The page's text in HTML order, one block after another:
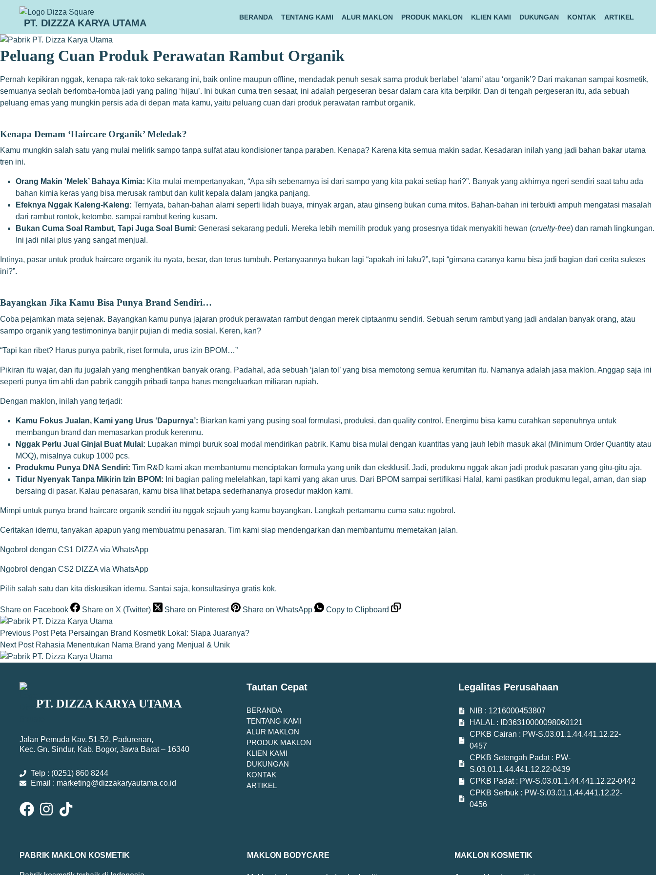
PT. DIZZZA KARYA UTAMA
BERANDA TENTANG KAMI ALUR MAKLON PRODUK MAKLON KLIEN KAMI DUKUNGAN KONTAK ARTIKEL
Peluang Cuan Produk Perawatan Rambut Organik
Pernah kepikiran nggak, kenapa rak-rak toko sekarang ini, baik online maupun offline, mendadak penuh sesak sama produk berlabel ‘alami’ atau ‘organik’? Dari makanan sampai kosmetik,
semuanya seolah berlomba-lomba jadi yang paling ‘hijau’. Ini bukan cuma tren sesaat, ini adalah pergeseran besar dalam cara kita berpikir. Dan di tengah pergeseran itu, ada sebuah
peluang emas yang mungkin persis ada di depan mata kamu, yaitu peluang cuan dari produk perawatan rambut organik.
Kenapa Demam ‘Haircare Organik’ Meledak?
Kamu mungkin salah satu yang mulai melirik sampo tanpa sulfat atau kondisioner tanpa paraben. Kenapa? Karena kita semua makin sadar. Kesadaran inilah yang jadi bahan bakar utama
tren ini.
Orang Makin ‘Melek’ Bahaya Kimia: Kita mulai mempertanyakan, “Apa sih sebenarnya isi dari sampo yang kita pakai setiap hari?”. Banyak yang akhirnya ngeri sendiri saat tahu ada
bahan kimia keras yang bisa merusak rambut dan kulit kepala dalam jangka panjang.
Efeknya Nggak Kaleng-Kaleng: Ternyata, bahan-bahan alami seperti lidah buaya, minyak argan, atau ginseng bukan cuma mitos. Bahan-bahan ini terbukti ampuh mengatasi masalah
dari rambut rontok, ketombe, sampai rambut kering kusam.
Bukan Cuma Soal Rambut, Tapi Juga Soal Bumi: Generasi sekarang peduli. Mereka lebih memilih produk yang prosesnya tidak menyakiti hewan (cruelty-free) dan ramah lingkungan.
Ini jadi nilai plus yang sangat menjual.
Intinya, pasar untuk produk haircare organik itu nyata, besar, dan terus tumbuh. Pertanyaannya bukan lagi “apakah ini laku?”, tapi “gimana caranya kamu bisa jadi bagian dari cerita sukses
ini?”.
Bayangkan Jika Kamu Bisa Punya Brand Sendiri…
Coba pejamkan mata sejenak. Bayangkan kamu punya jajaran produk perawatan rambut dengan merek ciptaanmu sendiri. Sebuah serum rambut yang jadi andalan banyak orang, atau
sampo organik yang testimoninya banjir pujian di media sosial. Keren, kan?
“Tapi kan ribet? Harus punya pabrik, riset formula, urus izin BPOM…”
Pikiran itu wajar, dan itu jugalah yang menghentikan banyak orang. Padahal, ada sebuah ‘jalan tol’ yang bisa memotong semua kerumitan itu. Namanya adalah jasa maklon. Anggap saja ini
seperti punya tim ahli dan pabrik canggih pribadi tanpa harus mengeluarkan miliaran rupiah.
Dengan maklon, inilah yang terjadi:
Kamu Fokus Jualan, Kami yang Urus ‘Dapurnya’: Biarkan kami yang pusing soal formulasi, produksi, dan quality control. Energimu bisa kamu curahkan sepenuhnya untuk
membangun brand dan memasarkan produk kerenmu.
Nggak Perlu Jual Ginjal Buat Mulai: Lupakan mimpi buruk soal modal mendirikan pabrik. Kamu bisa mulai dengan kuantitas yang jauh lebih masuk akal (Minimum Order Quantity atau
MOQ), misalnya cukup 1000 pcs.
Produkmu Punya DNA Sendiri: Tim R&D kami akan membantumu menciptakan formula yang unik dan eksklusif. Jadi, produkmu nggak akan jadi produk pasaran yang gitu-gitu aja.
Tidur Nyenyak Tanpa Mikirin Izin BPOM: Ini bagian paling melelahkan, tapi kami yang akan urus. Dari BPOM sampai sertifikasi Halal, kami pastikan produkmu legal, aman, dan siap
bersaing di pasar. Kalau penasaran, kamu bisa lihat betapa sederhananya prosedur maklon kami.
Mimpi untuk punya brand haircare organik sendiri itu nggak sejauh yang kamu bayangkan. Langkah pertamamu cuma satu: ngobrol.
Ceritakan idemu, tanyakan apapun yang membuatmu penasaran. Tim kami siap mendengarkan dan membantumu memetakan jalan.
Ngobrol dengan CS1 DIZZA via WhatsApp
Ngobrol dengan CS2 DIZZA via WhatsApp
Pilih salah satu dan kita diskusikan idemu. Santai saja, konsultasinya gratis kok.
Share on Facebook Share on X (Twitter) Share on Pinterest Share on WhatsApp Copy to Clipboard
Previous Post Peta Persaingan Brand Kosmetik Lokal: Siapa Juaranya?
Next Post Rahasia Menentukan Nama Brand yang Menjual & Unik
PT. DIZZA KARYA UTAMA
Jalan Pemuda Kav. 51-52, Padurenan,
Kec. Gn. Sindur, Kab. Bogor, Jawa Barat – 16340
Telp : (0251) 860 8244
Email : marketing@dizzakaryautama.co.id
Tautan Cepat
BERANDA
TENTANG KAMI
ALUR MAKLON
PRODUK MAKLON
KLIEN KAMI
DUKUNGAN
KONTAK
ARTIKEL
Legalitas Perusahaan
NIB : 1216000453807
HALAL : ID36310000098060121
CPKB Cairan : PW-S.03.01.1.44.441.12.22-
0457
CPKB Setengah Padat : PW-
S.03.01.1.44.441.12.22-0439
CPKB Padat : PW-S.03.01.1.44.441.12.22-0442
CPKB Serbuk : PW-S.03.01.1.44.441.12.22-
0456
PABRIK MAKLON KOSMETIK MAKLON BODYCARE MAKLON KOSMETIK